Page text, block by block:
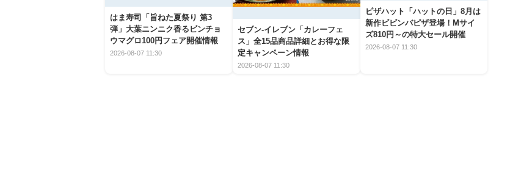
はま寿司「旨ねた夏祭り 第3
弾」大葉ニンニク香るビンチョ
ウマグロ100円フェア開催情報
2026-08-07 11:30
セブン‐イレブン「カレーフェ
ス」全15品商品詳細とお得な限
定キャンペーン情報
2026-08-07 11:30
ピザハット「ハットの日」8月は
新作ビビンバピザ登場！Mサイ
ズ810円～の特大セール開催
2026-08-07 11:30